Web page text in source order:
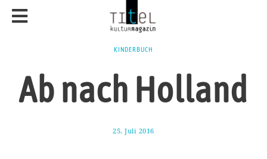
KINDERBUCH
Ab nach Holland
25. Juli 2016